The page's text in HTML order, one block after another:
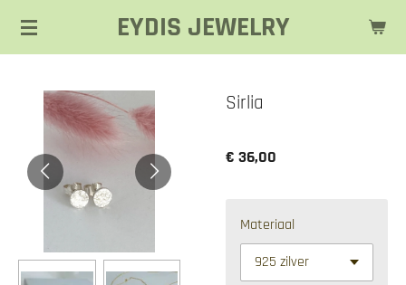
Ga
hoofdinhoud
EYDIS JEWELRY
Sirlia
€ 36,00
Materiaal